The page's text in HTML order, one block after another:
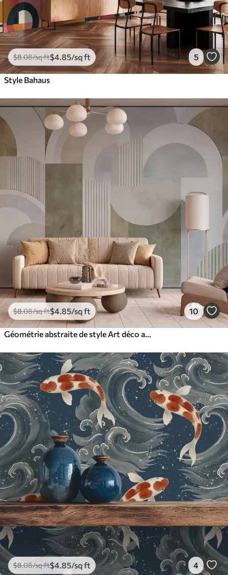
$8.08/sq ft$4 .85/sq ft 5
Style Bahaus
$8.08/sq ft$4 .85/sq ft 10
$8.08/sq ft$4 .85/sq ft 4